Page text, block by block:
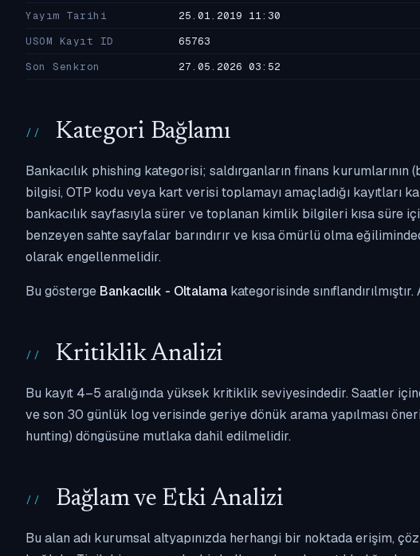
Yayım Tarihi
25.01.2019 11:30
USOM Kayıt ID
65763
Son Senkron
27.05.2026 03:52
Kategori Bağlamı
Bankacılık phishing kategorisi; saldırganların finans
bilgisi, OTP kodu veya kart verisi toplamayı amaçladığı
bankacılık sayfasıyla sürer ve toplanan kimlik bilgileri kısa
benzeyen sahte sayfalar barındırır ve kısa ömürlü olma
olarak engellenmelidir.
Bu gösterge Bankacılık - Oltalama kategorisinde
Kritiklik Analizi
Bu kayıt 4–5 aralığında yüksek kritiklik seviyesindedir. Saatler
ve son 30 günlük log verisinde geriye dönük arama yapılması
hunting) döngüsüne mutlaka dahil edilmelidir.
Bağlam ve Etki Analizi
Bu alan adı kurumsal altyapınızda herhangi bir noktada erişim,